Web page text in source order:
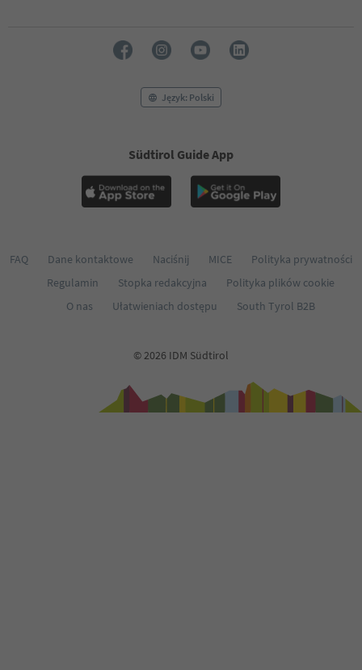
Język: Polski
Südtirol Guide App
FAQ Dane kontaktowe Naciśnij MICE
Polityka prywatności
Regulamin
Stopka redakcyjna
Polityka plików cookie
O nas
Ułatwieniach dostępu South Tyrol B2B
© 2026 IDM Südtirol